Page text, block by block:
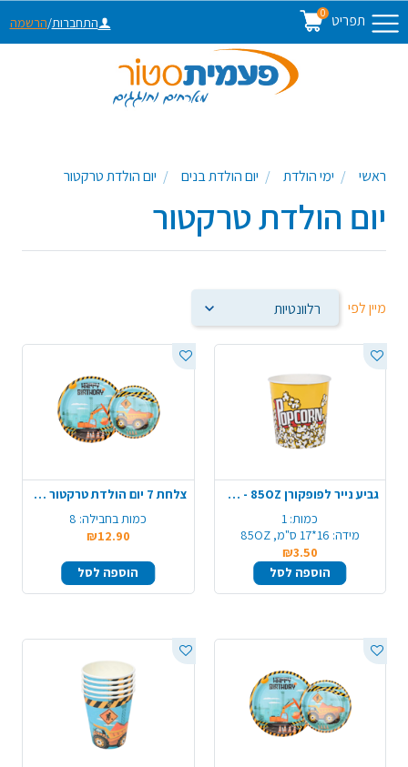
תפריט 0
התחברות/הרשמה
ראשי ימי הולדת יום הולדת בנים יום הולדת טרקטור
יום הולדת טרקטור
מיין לפי
גביע נייר לפופקורן 85OZ - ענק
כמות: 1
מידה: 16*17 ס"מ, 85OZ
₪3.50
הוספה לסל
צלחת 7 יום הולדת טרקטור 8 יח' - כחול
כמות בחבילה: 8
₪12.90
הוספה לסל